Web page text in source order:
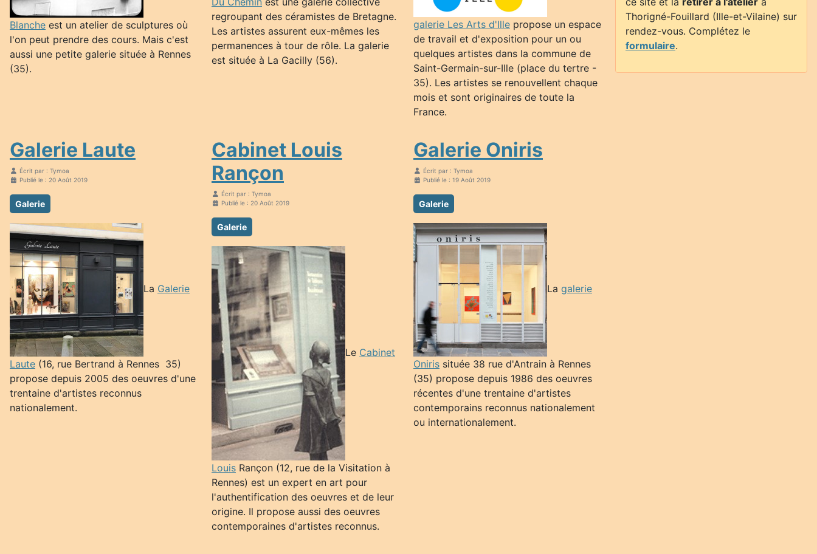
Blanche est un atelier de sculptures où
l'on peut prendre des cours. Mais c'est
aussi une petite galerie située à Rennes
(35).
regroupant des céramistes de Bretagne.
Les artistes assurent eux-mêmes les
permanences à tour de rôle. La galerie
est située à La Gacilly (56).
galerie Les Arts d'Ille propose un espace
de travail et d'exposition pour un ou
quelques artistes dans la commune de
Saint-Germain-sur-Ille (place du tertre -
35). Les artistes se renouvellent chaque
mois et sont originaires de toute la
France.
Galerie Laute
Écrit par : Tymoa
Publié le : 20 Août 2019
Galerie
La Galerie
Laute (16, rue Bertrand à Rennes 35)
propose depuis 2005 des oeuvres d'une
trentaine d'artistes reconnus
nationalement.
Cabinet Louis
Rançon
Écrit par : Tymoa
Publié le : 20 Août 2019
Galerie
Le Cabinet
Louis Rançon (12, rue de la Visitation à
Rennes) est un expert en art pour
l'authentification des oeuvres et de leur
origine. Il propose aussi des oeuvres
contemporaines d'artistes reconnus.
Galerie Oniris
Écrit par : Tymoa
Publié le : 19 Août 2019
Galerie
La galerie
Oniris située 38 rue d'Antrain à Rennes
(35) propose depuis 1986 des oeuvres
récentes d'une trentaine d'artistes
contemporains reconnus nationalement
ou internationalement.
Thorigné-Fouillard (Ille-et-Vilaine) sur
rendez-vous. Complétez le
formulaire.